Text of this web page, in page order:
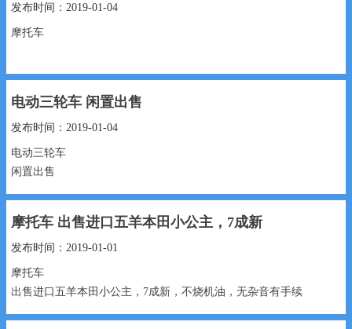
发布时间：2019-01-04
摩托车
1999元 15530991888...
电动三轮车 闲置出售
发布时间：2019-01-04
电动三轮车
闲置出售
摩托车 出售进口五羊本田小公主，7成新
发布时间：2019-01-01
摩托车
出售进口五羊本田小公主，7成新，不烧机油，无杂音有手续